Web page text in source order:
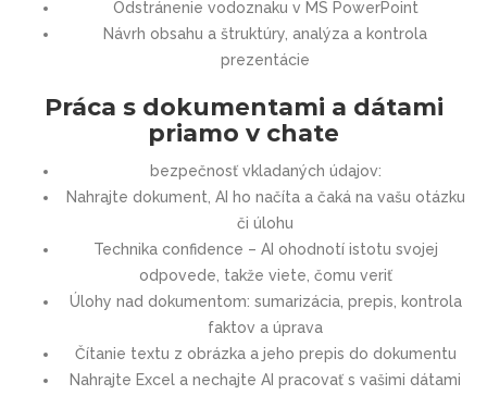
Odstránenie vodoznaku v MS PowerPoint
Návrh obsahu a štruktúry, analýza a kontrola
prezentácie
Práca s dokumentami a dátami
priamo v chate
bezpečnosť vkladaných údajov:
Nahrajte dokument, AI ho načíta a čaká na vašu otázku
či úlohu
Technika confidence – AI ohodnotí istotu svojej
odpovede, takže viete, čomu veriť
Úlohy nad dokumentom: sumarizácia, prepis, kontrola
faktov a úprava
Čítanie textu z obrázka a jeho prepis do dokumentu
Nahrajte Excel a nechajte AI pracovať s vašimi dátami